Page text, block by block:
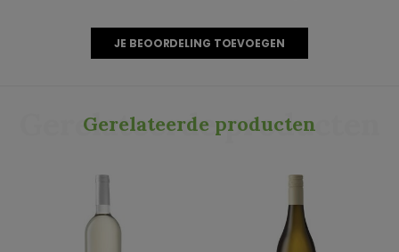
JE BEOORDELING TOEVOEGEN
Gerelateerde producten
Gerelateerde producten